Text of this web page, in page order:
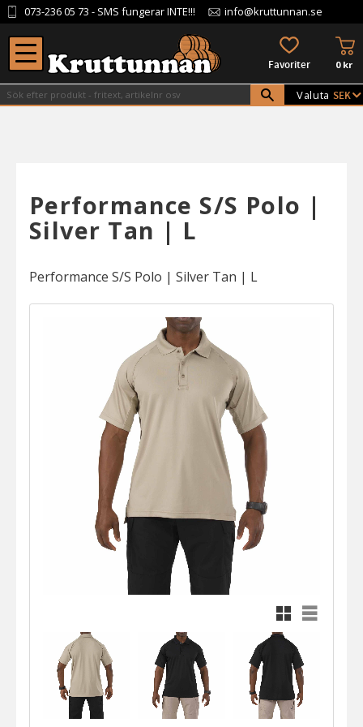
Meny
073-236 05 73 - SMS fungerar INTE!!! info@kruttunnan.se
FAVORITER 0kr
Valuta
Performance S/S Polo |
Silver Tan | L
Performance S/S Polo | Silver Tan | L
Rutnätsvy
Listvy